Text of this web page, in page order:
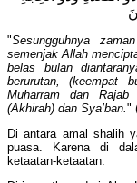
"Sesungguhnya
semenjak Allah
belas bulan
berurutan, (keempat
Muharram dan
(Akhirah) dan Sya’ban."
Di antara amal shalih
puasa. Karena di
ketaatan-ketaatan.